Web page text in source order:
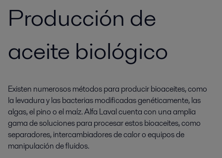
Producción de
aceite biológico
Existen numerosos métodos para producir bioaceites, como
la levadura y las bacterias modificadas genéticamente, las
algas, el pino o el maíz. Alfa Laval cuenta con una amplia
gama de soluciones para procesar estos bioaceites, como
separadores, intercambiadores de calor o equipos de
manipulación de fluidos.